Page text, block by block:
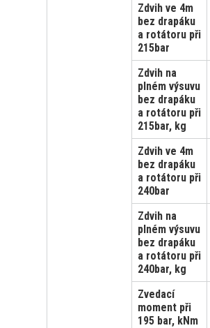
Zdvih ve 4m
bez drapáku
a rotátoru při
215bar
Zdvih na
plném výsuvu
bez drapáku
a rotátoru při
215bar, kg
Zdvih ve 4m
bez drapáku
a rotátoru při
240bar
Zdvih na
plném výsuvu
bez drapáku
a rotátoru při
240bar, kg
Zvedací
moment při
195 bar, kNm